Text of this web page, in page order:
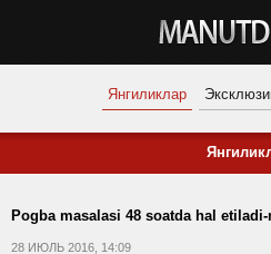
Янгиликлар
Pogba masalasi 48 soatda hal
28 ИЮЛЬ 2016, 14:09